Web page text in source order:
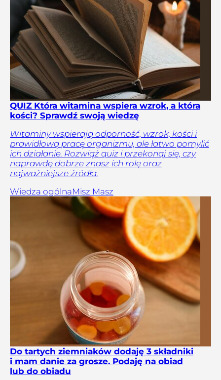
QUIZ Która witamina wspiera wzrok, a która
kości? Sprawdź swoją wiedzę
Witaminy wspierają odporność, wzrok, kości i
prawidłową pracę organizmu, ale łatwo pomylić
ich działanie. Rozwiąż quiz i przekonaj się, czy
naprawdę dobrze znasz ich rolę oraz
najważniejsze źródła.
Wiedza ogólnaMisz Masz
Do tartych ziemniaków dodaję 3 składniki
i mam danie za grosze. Podaję na obiad
lub do obiadu